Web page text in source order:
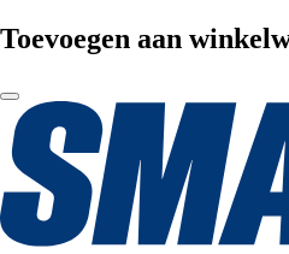
Toevoegen aan